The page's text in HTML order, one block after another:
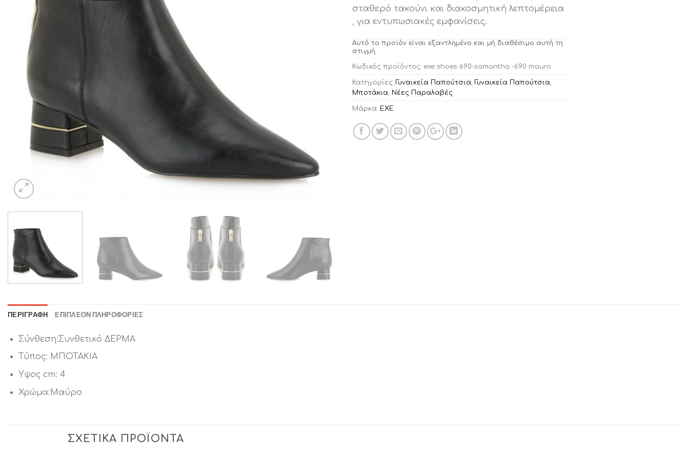
σταθερό τακούνι και διακοσμητική λεπτομέρεια
, για εντυπωσιακές εμφανίσεις.
Αυτό το προϊόν είναι εξαντλημένο και μή διαθέσιμο αυτή τη
στιγμή.
Κωδικός προϊόντος: exe shoes 690-samantha -690 mauro
Κατηγορίες: Γυναικεία Παπούτσια, Γυναικεία Παπούτσια,
Μποτάκια, Νέες Παραλαβές
Μάρκα: EXE
ΠΕΡΙΓΡΑΦΉ ΕΠΙΠΛΈΟΝ ΠΛΗΡΟΦΟΡΊΕΣ
Σύνθεση:Συνθετικό ΔΕΡΜΑ
Τύπος: ΜΠΟΤΑΚΙΑ
Υψος cm: 4
Χρώμα:Μαύρο
ΣΧΕΤΙΚΆ ΠΡΟΪΌΝΤΑ